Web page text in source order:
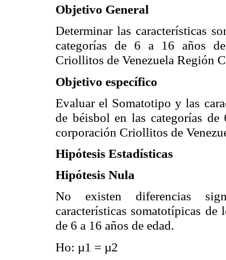
Objetivo General
Determinar las características
categorías de 6 a 16 años
Criollitos de Venezuela Región
Objetivo específico
Evaluar el Somatotipo y las
de béisbol en las categorías
corporación Criollitos de
Hipótesis Estadísticas
Hipótesis Nula
No existen diferencias
características somatotípicas de
de 6 a 16 años de edad.
Ho: µ1 = µ2